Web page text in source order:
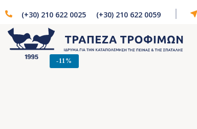
(+30) 210 622 0025 (+30) 210 622 0059
-11%